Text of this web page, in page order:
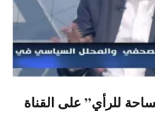
للرأي” على القناة